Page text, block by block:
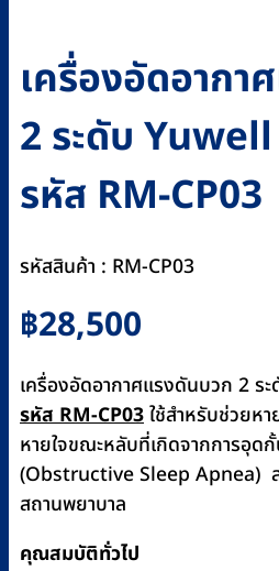
เครื่องอัดอากา
2 ระดับ
รหัส RM-CP03
รหัสสินค้า : RM-CP03
฿28,500
เครื่องอัดอากาศแรงดันบวก 2 ร
รหัส RM-CP03ใช้สำหรับช่วยห
หายใจขณะหลับที่เกิดจากการอุด
(Obstructive Sleep Apnea)
สถานพยาบาล
คุณสมบัติทั่วไป